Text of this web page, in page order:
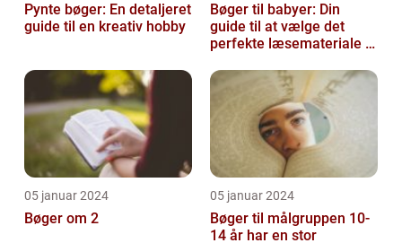
Pynte bøger: En detaljeret
guide til en kreativ hobby
Bøger til babyer: Din
guide til at vælge det
perfekte læsemateriale til
05 januar 2024
Bøger om 2
05 januar 2024
Bøger til målgruppen 10-
14 år har en stor